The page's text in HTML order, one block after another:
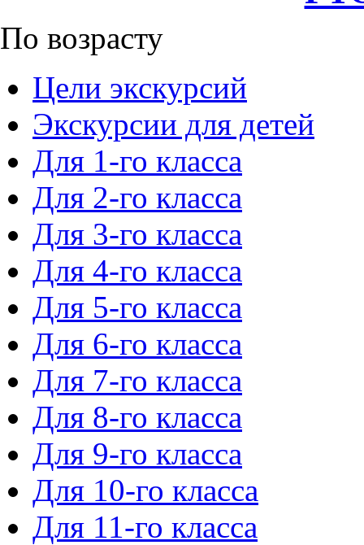
По возрасту
Цели экскурсий
Экскурсии для детей
Для 1-го класса
Для 2-го класса
Для 3-го класса
Для 4-го класса
Для 5-го класса
Для 6-го класса
Для 7-го класса
Для 8-го класса
Для 9-го класса
Для 10-го класса
Для 11-го класса